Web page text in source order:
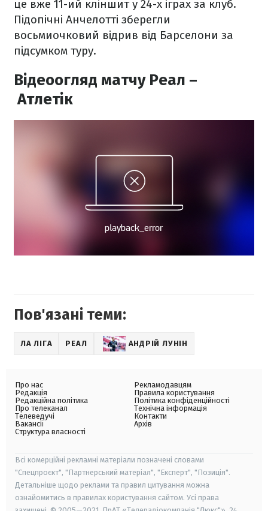
це вже 11-ий кліншит у 24-х іграх за клуб.
Підопічні Анчелотті зберегли
восьмиочковий відрив від Барселони за
підсумком туру.
Відеоогляд матчу Реал –
Атлетік
Пов'язані теми:
ЛА ЛІГА РЕАЛ АНДРІЙ ЛУНІН
Про нас
Редакція
Редакційна політика
Про телеканал
Телеведучі
Вакансії
Структура власності
Рекламодавцям
Правила користування
Політика конфіденційності
Технічна інформація
Контакти
Архів
Всі комерційні рекламні матеріали позначені словами
"Спецпроєкт", "Партнерський матеріал", "Експерт", "Позиція".
Детальніше щодо реклами та правил цитування можна
ознайомитись в правилах користування сайтом. Усі права